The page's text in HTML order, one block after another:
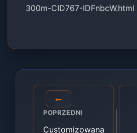
300m-CID767-IDFnbcW.html
Nawigacja
wpisu
POPRZEDNI
Customizowana